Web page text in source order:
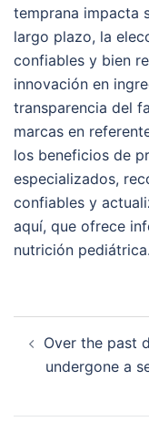
temprana impacta
largo plazo, la
confiables y bien
innovación en
transparencia del
marcas en
los beneficios de
especializados,
confiables y
aquí, que ofrece
nutrición pediátrica.
de
entradas
Over the past
undergone a